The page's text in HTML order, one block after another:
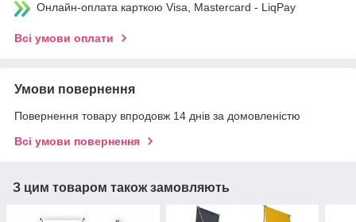
Онлайн-оплата карткою Visa, Mastercard - LiqPay
Всі умови оплати
Умови повернення
Повернення товару впродовж 14 днів за домовленістю
Всі умови повернення
З цим товаром також замовляють